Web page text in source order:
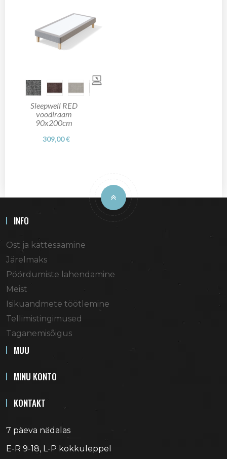
Sleepwell RED
voodiraam
90x200cm
309,00 €
INFO
Ost ja kättesaamine
Järelmaks
Pöördumiste lahendamine
Meist
Isikuandmete töötlemine
Tellimistingimused
Taganemisõigus
MUU
MINU KONTO
KONTAKT
7 päeva nädalas
E-R 9-18, L-P kokkuleppel